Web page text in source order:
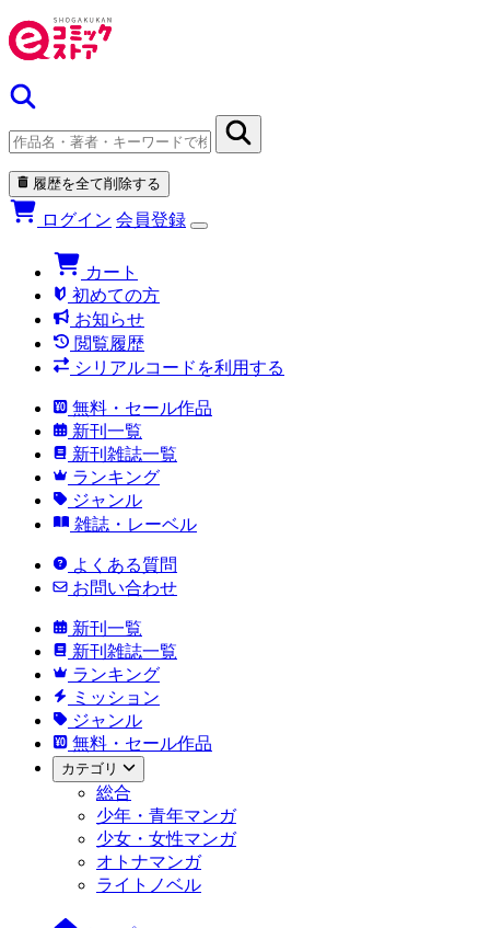
履歴を全て削除する
ログイン 会員登録
カート
初めての方
お知らせ
閲覧履歴
シリアルコードを利用する
無料・セール作品
新刊一覧
新刊雑誌一覧
ランキング
ジャンル
雑誌・レーベル
よくある質問
お問い合わせ
新刊一覧
新刊雑誌一覧
ランキング
ミッション
ジャンル
無料・セール作品
カテゴリ
総合
少年・青年マンガ
少女・女性マンガ
オトナマンガ
ライトノベル